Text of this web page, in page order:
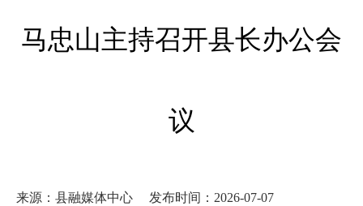
马忠山主持召开县长办公会
议
来源：县融媒体中心 发布时间：2026-07-07